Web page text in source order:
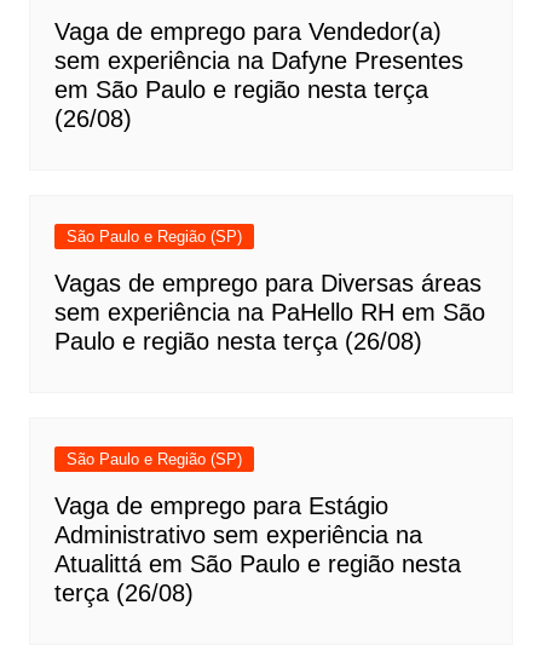
Vaga de emprego para Vendedor(a)
sem experiência na Dafyne Presentes
em São Paulo e região nesta terça
(26/08)
São Paulo e Região (SP)
Vagas de emprego para Diversas áreas
sem experiência na PaHello RH em São
Paulo e região nesta terça (26/08)
São Paulo e Região (SP)
Vaga de emprego para Estágio
Administrativo sem experiência na
Atualittá em São Paulo e região nesta
terça (26/08)